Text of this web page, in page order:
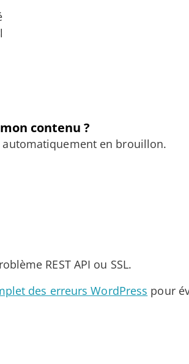
contenu ?
en brouillon.
REST API ou SSL.
des erreurs WordPress pour